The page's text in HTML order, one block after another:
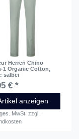
Herren Chino
1 Organic Cotton,
salbei
€ *
anzeigen
MwSt. zzgl.